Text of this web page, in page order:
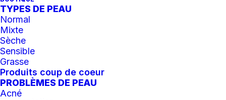
TYPES DE PEAU
Normal
Mixte
Sèche
Sensible
Grasse
Produits coup de coeur
PROBLÈMES DE PEAU
Acné
Baume coloré
Sunforgettable® Total
Protection™ SPF 50 (golden